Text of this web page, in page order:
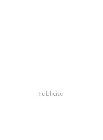
Publicité